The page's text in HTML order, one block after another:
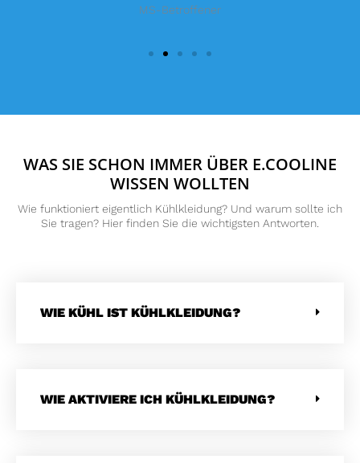
MS-Betroffener
WAS SIE SCHON IMMER ÜBER E.COOLINE
WISSEN WOLLTEN
Wie funktioniert eigentlich Kühlkleidung? Und warum sollte ich
Sie tragen? Hier finden Sie die wichtigsten Antworten.
WIE KÜHL IST KÜHLKLEIDUNG?
WIE AKTIVIERE ICH KÜHLKLEIDUNG?